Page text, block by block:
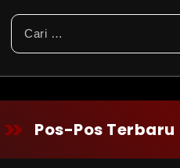
Cari
untuk:
Pos-Pos Terbaru